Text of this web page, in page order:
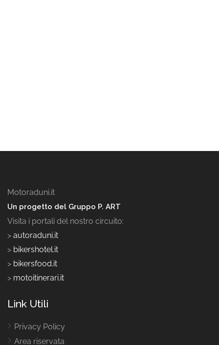
Motoraduni.it
Un progetto del Gruppo P. ART
Visita i portali del nostro circuito:
> autoraduni.it
> bikershotel.it
> bikersfood.it
> motoitinerari.it
Link Utili
Privacy Policy
Area riservata